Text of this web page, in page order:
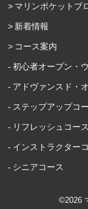
マリンポケットブ
新着情報
コース案内
初心者オープン・
アドヴァンスド・
ステップアップコ
リフレッシュコース
インストラクター
シニアコース
©2026